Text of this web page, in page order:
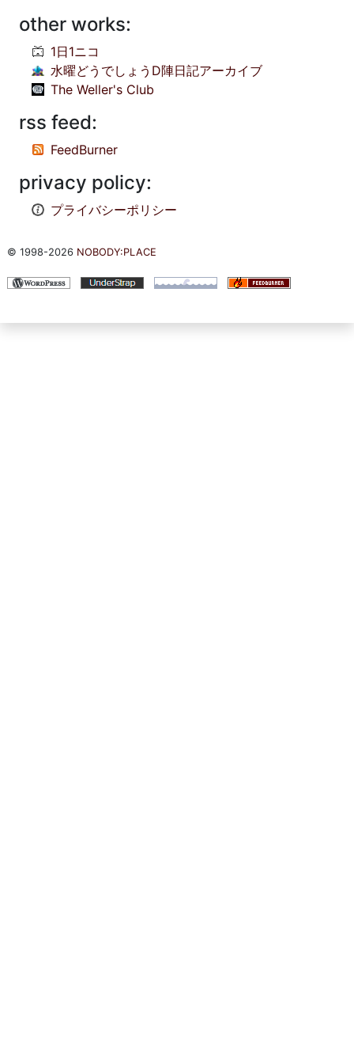
other works:
1日1ニコ
水曜どうでしょうD陣日記アーカイブ
The Weller's Club
rss feed:
FeedBurner
privacy policy:
プライバシーポリシー
© 1998-2026 NOBODY:PLACE